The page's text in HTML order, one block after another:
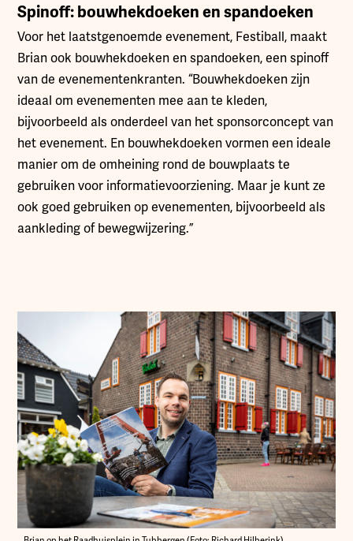
Spinoff: bouwhekdoeken en spandoeken
Voor het laatstgenoemde evenement, Festiball, maakt
Brian ook bouwhekdoeken en spandoeken, een spinoff
van de evenementenkranten. “Bouwhekdoeken zijn
ideaal om evenementen mee aan te kleden,
bijvoorbeeld als onderdeel van het sponsorconcept van
het evenement. En bouwhekdoeken vormen een ideale
manier om de omheining rond de bouwplaats te
gebruiken voor informatievoorziening. Maar je kunt ze
ook goed gebruiken op evenementen, bijvoorbeeld als
aankleding of bewegwijzering.”